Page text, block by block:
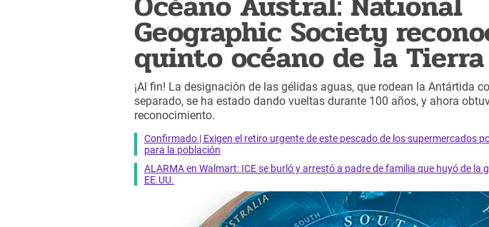
Geographic Society
quinto océano de la Tierra
¡Al fin! La designación de las gélidas aguas, que rodean la Antártida
separado, se ha estado dando vueltas durante 100 años, y ahora
reconocimiento.
Confirmado | Exigen el retiro urgente de este pescado de los supermercados
para la población
ALARMA en Walmart: ICE se burló y arrestó a padre de familia que huyó de la
EE.UU.